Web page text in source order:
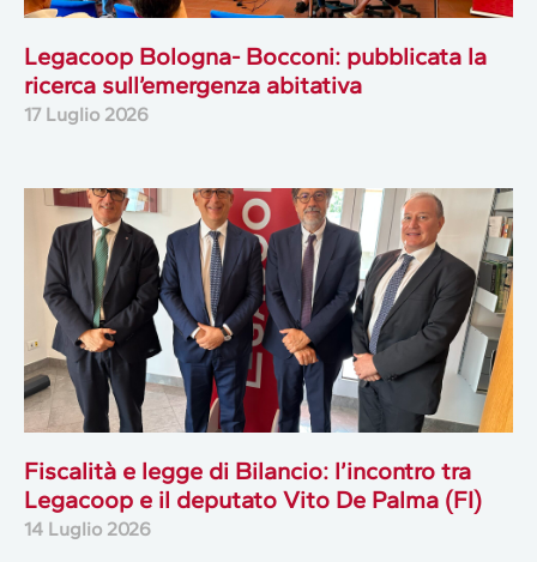
Legacoop Bologna- Bocconi: pubblicata la
ricerca sull’emergenza abitativa
17 Luglio 2026
Fiscalità e legge di Bilancio: l’incontro tra
Legacoop e il deputato Vito De Palma (FI)
14 Luglio 2026